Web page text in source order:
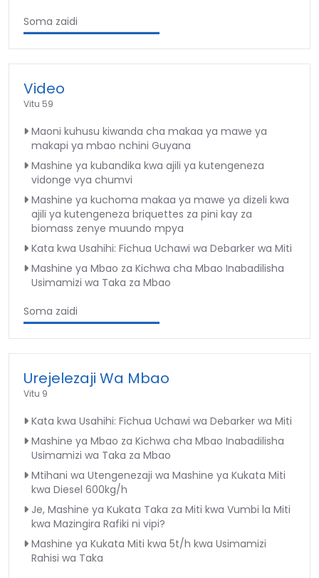
Soma zaidi
Video
Vitu 59
Maoni kuhusu kiwanda cha makaa ya mawe ya
makapi ya mbao nchini Guyana
Mashine ya kubandika kwa ajili ya kutengeneza
vidonge vya chumvi
Mashine ya kuchoma makaa ya mawe ya dizeli kwa
ajili ya kutengeneza briquettes za pini kay za
biomass zenye muundo mpya
Kata kwa Usahihi: Fichua Uchawi wa Debarker wa Miti
Mashine ya Mbao za Kichwa cha Mbao Inabadilisha
Usimamizi wa Taka za Mbao
Soma zaidi
Urejelezaji Wa Mbao
Vitu 9
Kata kwa Usahihi: Fichua Uchawi wa Debarker wa Miti
Mashine ya Mbao za Kichwa cha Mbao Inabadilisha
Usimamizi wa Taka za Mbao
Mtihani wa Utengenezaji wa Mashine ya Kukata Miti
kwa Diesel 600kg/h
Je, Mashine ya Kukata Taka za Miti kwa Vumbi la Miti
kwa Mazingira Rafiki ni vipi?
Mashine ya Kukata Miti kwa 5t/h kwa Usimamizi
Rahisi wa Taka